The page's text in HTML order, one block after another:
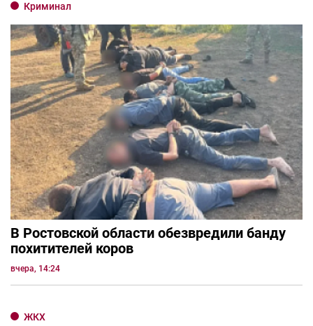
Криминал
В Ростовской области обезвредили банду
похитителей коров
вчера, 14:24
ЖКХ